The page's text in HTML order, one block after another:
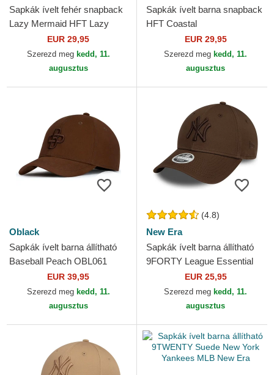
Sapkák ívelt fehér snapback
Lazy Mermaid HFT Lazy
Days Are The Best Days
Djinns
EUR 29,95
Szerezd meg kedd, 11.
augusztus
Sapkák ívelt barna snapback
HFT Coastal
EUR 29,95
Szerezd meg kedd, 11.
augusztus
Oblack
Sapkák ívelt barna állítható
Baseball Peach OBL061
EUR 39,95
Szerezd meg kedd, 11.
augusztus
(4.8)
New Era
Sapkák ívelt barna állítható
9FORTY League Essential
New York Yankees MLB New
EUR 25,95
Szerezd meg kedd, 11.
augusztus